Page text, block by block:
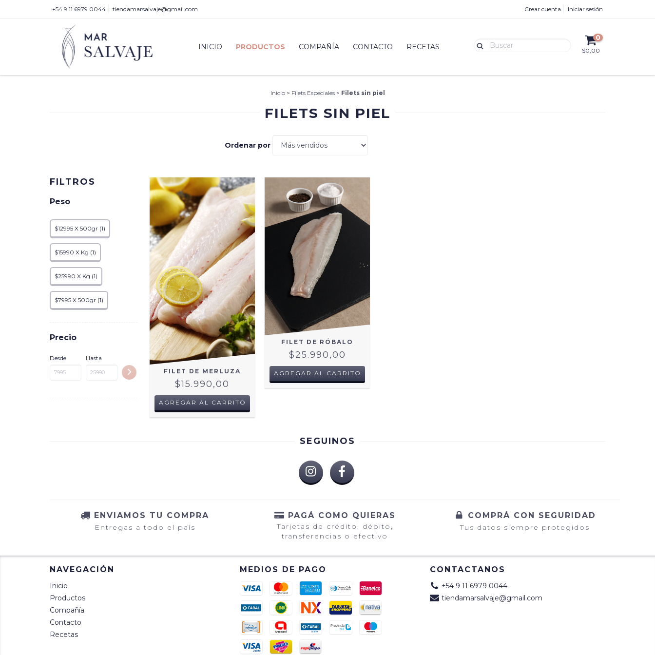
+54 9 11 6979 0044 tiendamarsalvaje@gmail.com Crear cuenta Iniciar sesión
INICIO PRODUCTOS COMPAÑÍA CONTACTO RECETAS
0
$0,00
Inicio > Filets Especiales > Filets sin piel
FILETS SIN PIEL
Ordenar por
FILTROS
Peso
$12995 X 500gr (1)
$15990 X Kg (1)
$25990 X Kg (1)
$7995 X 500gr (1)
Precio
Desde
Hasta
FILET DE MERLUZA
$15.990,00
AGREGAR AL CARRITO
FILET DE RÓBALO
$25.990,00
AGREGAR AL CARRITO
SEGUINOS
ENVIAMOS TU COMPRA
Entregas a todo el país
PAGÁ COMO QUIERAS
Tarjetas de crédito, débito,
transferencias o efectivo
COMPRÁ CON SEGURIDAD
Tus datos siempre protegidos
NAVEGACIÓN
Inicio
Productos
Compañía
Contacto
Recetas
MEDIOS DE PAGO CONTACTANOS
+54 9 11 6979 0044
tiendamarsalvaje@gmail.com